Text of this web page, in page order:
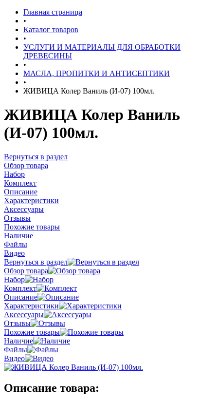
Главная страница
•
Каталог товаров
•
УСЛУГИ И МАТЕРИАЛЫ ДЛЯ ОБРАБОТКИ
ДРЕВЕСИНЫ
•
МАСЛА, ПРОПИТКИ И АНТИСЕПТИКИ
•
ЖИВИЦА Колер Ваниль (И-07) 100мл.
ЖИВИЦА Колер Ваниль
(И-07) 100мл.
Вернуться в раздел
Обзор товара
Набор
Комплект
Описание
Характеристики
Аксессуары
Отзывы
Похожие товары
Наличие
Файлы
Видео
Вернуться в раздел
Обзор товара
Набор
Комплект
Описание
Характеристики
Аксессуары
Отзывы
Похожие товары
Наличие
Файлы
Видео
Описание товара: